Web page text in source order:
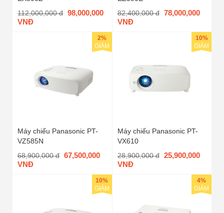
112,000,000 đ 98,000,000
VNĐ
82,400,000 đ 78,000,000
VNĐ
Máy chiếu Panasonic PT-
VZ585N
68,900,000 đ 67,500,000
VNĐ
2%
GIẢM
Máy chiếu Panasonic PT-
VX610
28,900,000 đ 25,900,000
VNĐ
10%
GIẢM
10%
GIẢM
4%
GIẢM